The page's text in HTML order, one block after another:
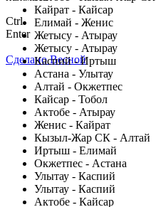
Кайрат - Кайсар
Елимай - Женис
Жетысу - Атырау
Жетысу - Атырау
Каспий - Иртыш
Астана - Улытау
Алтай - Окжетпес
Кайсар - Тобол
Актобе - Атырау
Женис - Кайрат
Кызыл-Жар СК - Алтай
Иртыш - Елимай
Окжетпес - Астана
Улытау - Каспий
Улытау - Каспий
Актобе - Кайсар
Ctrl
Enter
Сделано Весной